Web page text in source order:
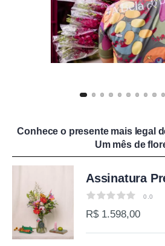
Conhece o presente mais legal
Um mês de
Assinatura
0.0
0.0
R$ 1.598,00